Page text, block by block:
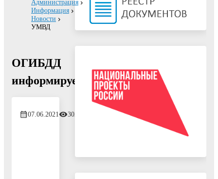
Администрация
Информация
Новости
УМВД
ОГИБДД
информирует
07.06.2021 302